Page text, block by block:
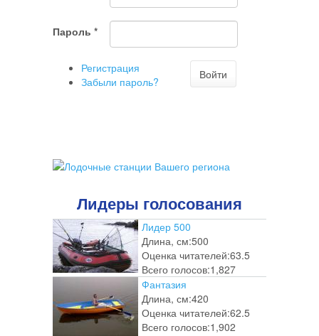
Пароль *
Регистрация
Забыли пароль?
Войти
Лидеры голосования
Лидер 500
Длина, см:500
Оценка читателей:63.5
Всего голосов:1,827
Фантазия
Длина, см:420
Оценка читателей:62.5
Всего голосов:1,902